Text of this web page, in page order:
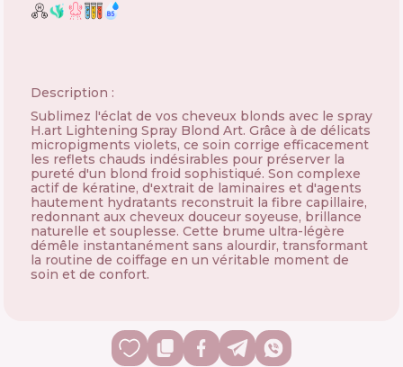
Description :
Sublimez l'éclat de vos cheveux blonds avec le spray
H.art Lightening Spray Blond Art. Grâce à de délicats
micropigments violets, ce soin corrige efficacement
les reflets chauds indésirables pour préserver la
pureté d'un blond froid sophistiqué. Son complexe
actif de kératine, d'extrait de laminaires et d'agents
hautement hydratants reconstruit la fibre capillaire,
redonnant aux cheveux douceur soyeuse, brillance
naturelle et souplesse. Cette brume ultra-légère
démêle instantanément sans alourdir, transformant
la routine de coiffage en un véritable moment de
soin et de confort.